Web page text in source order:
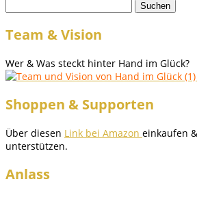
nach:
Team & Vision
Wer & Was steckt hinter Hand im Glück?
Shoppen & Supporten
Über diesen Link bei Amazon einkaufen
unterstützen.
Anlass